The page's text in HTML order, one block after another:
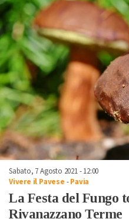
Sabato, 7 Agosto 2021 - 12:00
Vivere il Pavese -Pavia
La Festa del Fungo
Rivanazzano Terme